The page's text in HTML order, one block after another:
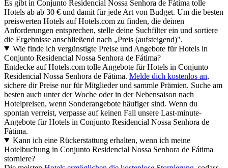
Es gibt in Conjunto Residencial Nossa Senhora de Fátima tolle
Hotels ab ab 30 € und damit für jede Art von Budget. Um die besten
preiswerten Hotels auf Hotels.com zu finden, die deinen
Anforderungen entsprechen, stelle deine Suchfilter ein und sortiere
die Ergebnisse anschließend nach „Preis (aufsteigend)".
Wie finde ich vergünstigte Preise und Angebote für Hotels in
Conjunto Residencial Nossa Senhora de Fátima?
Entdecke auf Hotels.com tolle Angebote für Hotels in Conjunto
Residencial Nossa Senhora de Fátima. Melde dich kostenlos an,
sichere dir Preise nur für Mitglieder und sammle Prämien. Suche am
besten auch unter der Woche oder in der Nebensaison nach
Hotelpreisen, wenn Sonderangebote häufiger sind. Wenn du
spontan verreist, verpasse auf keinen Fall unsere Last-minute-
Angebote für Hotels in Conjunto Residencial Nossa Senhora de
Fátima.
Kann ich eine Rückerstattung erhalten, wenn ich meine
Hotelbuchung in Conjunto Residencial Nossa Senhora de Fátima
storniere?